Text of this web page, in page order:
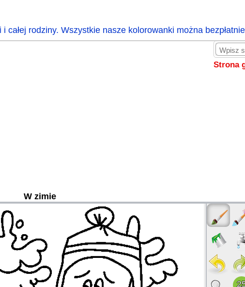
całej rodziny. Wszystkie nasze kolorowanki można
Strona
W zimie